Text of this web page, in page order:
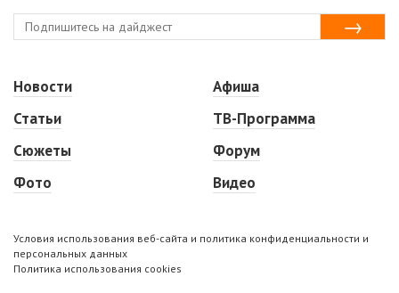
Новости
Статьи
Сюжеты
Фото
Афиша
ТВ-Программа
Форум
Видео
Условия использования веб-сайта и политика конфиденциальности и
персональных данных
Политика использования cookies